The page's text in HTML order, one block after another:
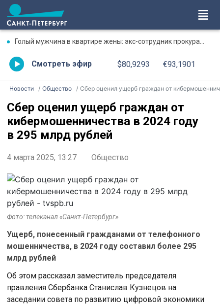
Голый мужчина в квартире жены: экс-сотрудник прокуратуры рассказал, почему совершил убийство
Смотреть эфир $80,9293 €93,1901
Новости Общество Сбер оценил ущерб граждан от кибермошенничества в 2024 году в 295 млрд рублей
Сбер оценил ущерб граждан от
кибермошенничества в 2024 году
в 295 млрд рублей
4 марта 2025, 13:27 Общество
Фото: телеканал «Санкт-Петербург»
Ущерб, понесенный гражданами от телефонного
мошенничества, в 2024 году составил более 295
млрд рублей
Об этом рассказал заместитель председателя
правления Сбербанка Станислав Кузнецов на
заседании совета по развитию цифровой экономики